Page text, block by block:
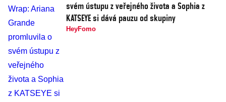
svém ústupu z veřejného života a Sophia z
KATSEYE si dává pauzu od skupiny
HeyFomo